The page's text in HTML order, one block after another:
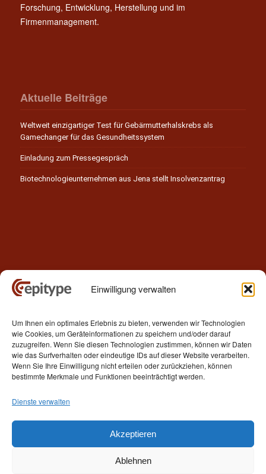
Einwilligung verwalten
Um Ihnen ein optimales Erlebnis zu bieten, verwenden wir Technologien
wie Cookies, um Geräteinformationen zu speichern und/oder darauf
zuzugreifen. Wenn Sie diesen Technologien zustimmen, können wir Daten
wie das Surfverhalten oder eindeutige IDs auf dieser Website verarbeiten.
Wenn Sie Ihre Einwilligung nicht erteilen oder zurückziehen, können
bestimmte Merkmale und Funktionen beeinträchtigt werden.
Dienste verwalten
Akzeptieren
Ablehnen
Forschung, Entwicklung, Herstellung und im
Firmenmanagement.
Aktuelle Beiträge
Weltweit einzigartiger Test für Gebärmutterhalskrebs als
Gamechanger für das Gesundheitssystem
Einladung zum Pressegespräch
Biotechnologieunternehmen aus Jena stellt Insolvenzantrag
Kontakt
Epitype GmbH
Löbstedter Str. 41
07749 Jena
Germany